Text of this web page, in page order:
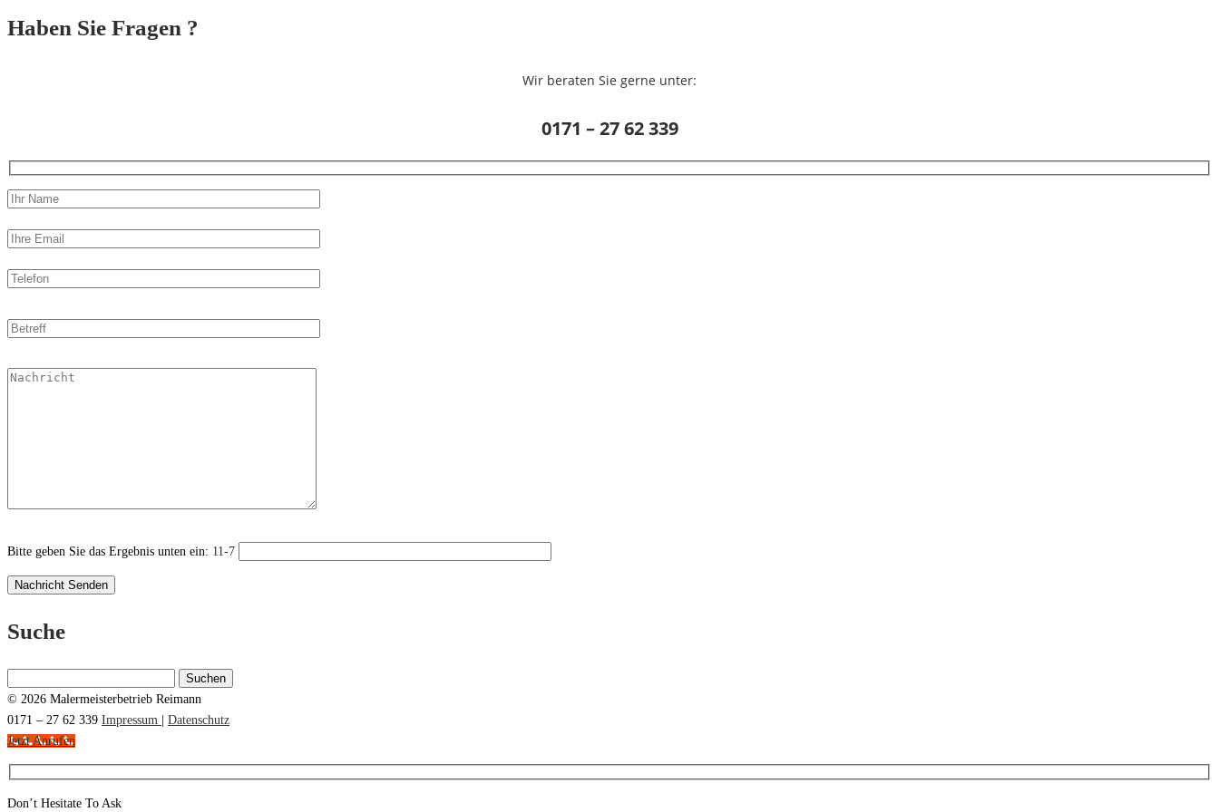
Haben Sie Fragen ?
Wir beraten Sie gerne unter:
0171 – 27 62 339
Bitte geben Sie das Ergebnis unten ein: 11-7
Suche
nach:
© 2026 Malermeisterbetrieb Reimann
0171 – 27 62 339 Impressum
Datenschutz
Jetzt Anrufen
Don’t Hesitate To Ask